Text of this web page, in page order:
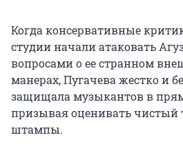
Когда консервативные
студии начали атаковать
вопросами о ее странном
манерах, Пугачева жестко и
защищала музыкантов в
призывая оценивать чистый
штампы.